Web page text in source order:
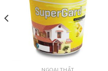
NGOẠI THẤT